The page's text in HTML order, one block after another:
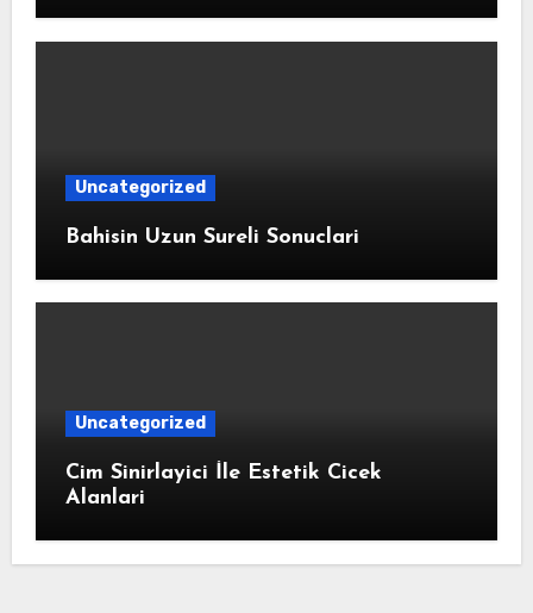
Uncategorized
Bahisin Uzun Sureli Sonuclari
Uncategorized
Cim Sinirlayici İle Estetik Cicek
Alanlari